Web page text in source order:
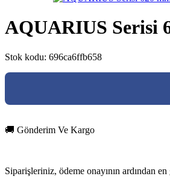
AQUARIUS Serisi
Stok kodu: 696ca6ffb658
🚚 Gönderim Ve Kargo
Siparişleriniz, ödeme onayının ardından en